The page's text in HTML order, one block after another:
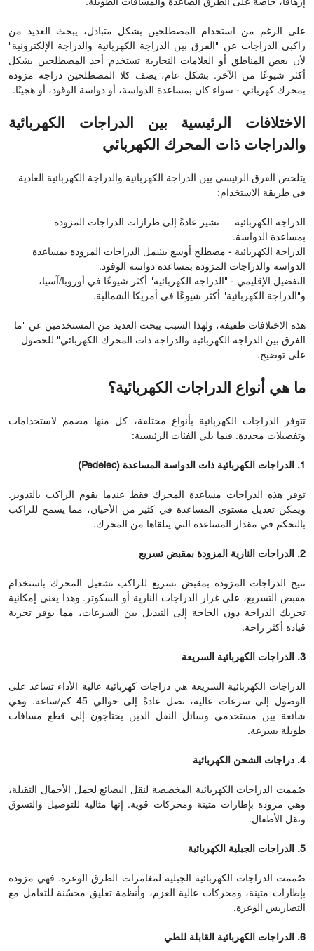
إرهاقًا، خاصة على الطرق الصاعدة والمسافات الطويلة.
على الرغم من استخدام المصطلحين بشكل متبادل، يبحث العديد من
راكبي الدراجات عن "الفرق بين الدراجة الكهربائية والدراجة الإلكترونية"
لأن بعض المناطق أو العلامات التجارية تستخدم أحد المصطلحين بشكل
أكثر شيوعًا من الآخر. بشكل عام، يصف كلا المصطلحين دراجة مزودة
بمحرك كهربائي - سواء كان بمساعدة الدواسة، أو دواسة الوقود، أو هجينًا.
الاختلافات الرئيسية بين الدراجات الكهربائية
والدراجات ذات المحرك الكهربائي
يتلخص الفرق الرئيسي بين الدراجة الكهربائية والدراجة الكهربائية العادية
في طريقة الاستخدام:
الدراجة الكهربائية — تشير عادةً إلى طرازات الدراجات المزودة
بمساعدة الدواسة.
الدراجة الكهربائية - مصطلح أوسع يشمل الدراجات المزودة بمساعدة
الدواسة والدراجات المزودة بمساعدة دواسة الوقود.
التفضيل الإقليمي - "الدراجة الكهربائية" أكثر شيوعًا في أوروبا/آسيا،
و"الدراجة الكهربائية" أكثر شيوعًا في أمريكا الشمالية.
هذه الاختلافات طفيفة، ولهذا السبب يبحث العديد من المستخدمين عن "ما
الفرق بين الدراجة الكهربائية والدراجة ذات المحرك الكهربائي" للحصول
على توضيح.
ما هي أنواع الدراجات الكهربائية؟
تتوفر الدراجات الكهربائية بأنواع مختلفة، كل منها مصمم لاستخدامات
وتفضيلات محددة. فيما يلي الفئات الرئيسية:
1. الدراجات الكهربائية ذات الدواسة المساعدة (Pedelec)
توفر هذه الدراجات مساعدة المحرك فقط عندما يقوم الراكب بالتدوير.
ويمكن تعديل مستوى المساعدة في كثير من الأحيان، مما يسمح للراكب
بالتحكم في مقدار المساعدة التي يتلقاها من المحرك.
2. الدراجات النارية المزودة بمقبض تسريع
تتيح الدراجات المزودة بمقبض تسريع للراكب تشغيل المحرك باستخدام
مقبض التسريع، على غرار الدراجات النارية أو السكوتر. وهذا يعني إمكانية
تحريك الدراجة دون الحاجة إلى التبديل بين السرعات، مما يوفر تجربة
قيادة أكثر راحة.
3. الدراجات الكهربائية السريعة
الدراجات الكهربائية السريعة هي دراجات كهربائية عالية الأداء تساعد على
الوصول إلى سرعات عالية، تصل عادةً إلى حوالي 45 كم/ساعة. وهي
شائعة بين مستخدمي وسائل النقل الذين يحتاجون إلى قطع مسافات
طويلة بسرعة.
4. دراجات الشحن الكهربائية
صُممت الدراجات الكهربائية المخصصة لنقل البضائع لحمل الأحمال الثقيلة،
وهي مزودة بإطارات متينة ومحركات قوية. إنها مثالية للتوصيل والتسوق
ونقل الأطفال.
5. الدراجات الجبلية الكهربائية
صُممت الدراجات الكهربائية الجبلية لمغامرات الطرق الوعرة. فهي مزودة
بإطارات متينة، ومحركات عالية العزم، وأنظمة تعليق محسّنة للتعامل مع
التضاريس الوعرة.
6. الدراجات الكهربائية القابلة للطي